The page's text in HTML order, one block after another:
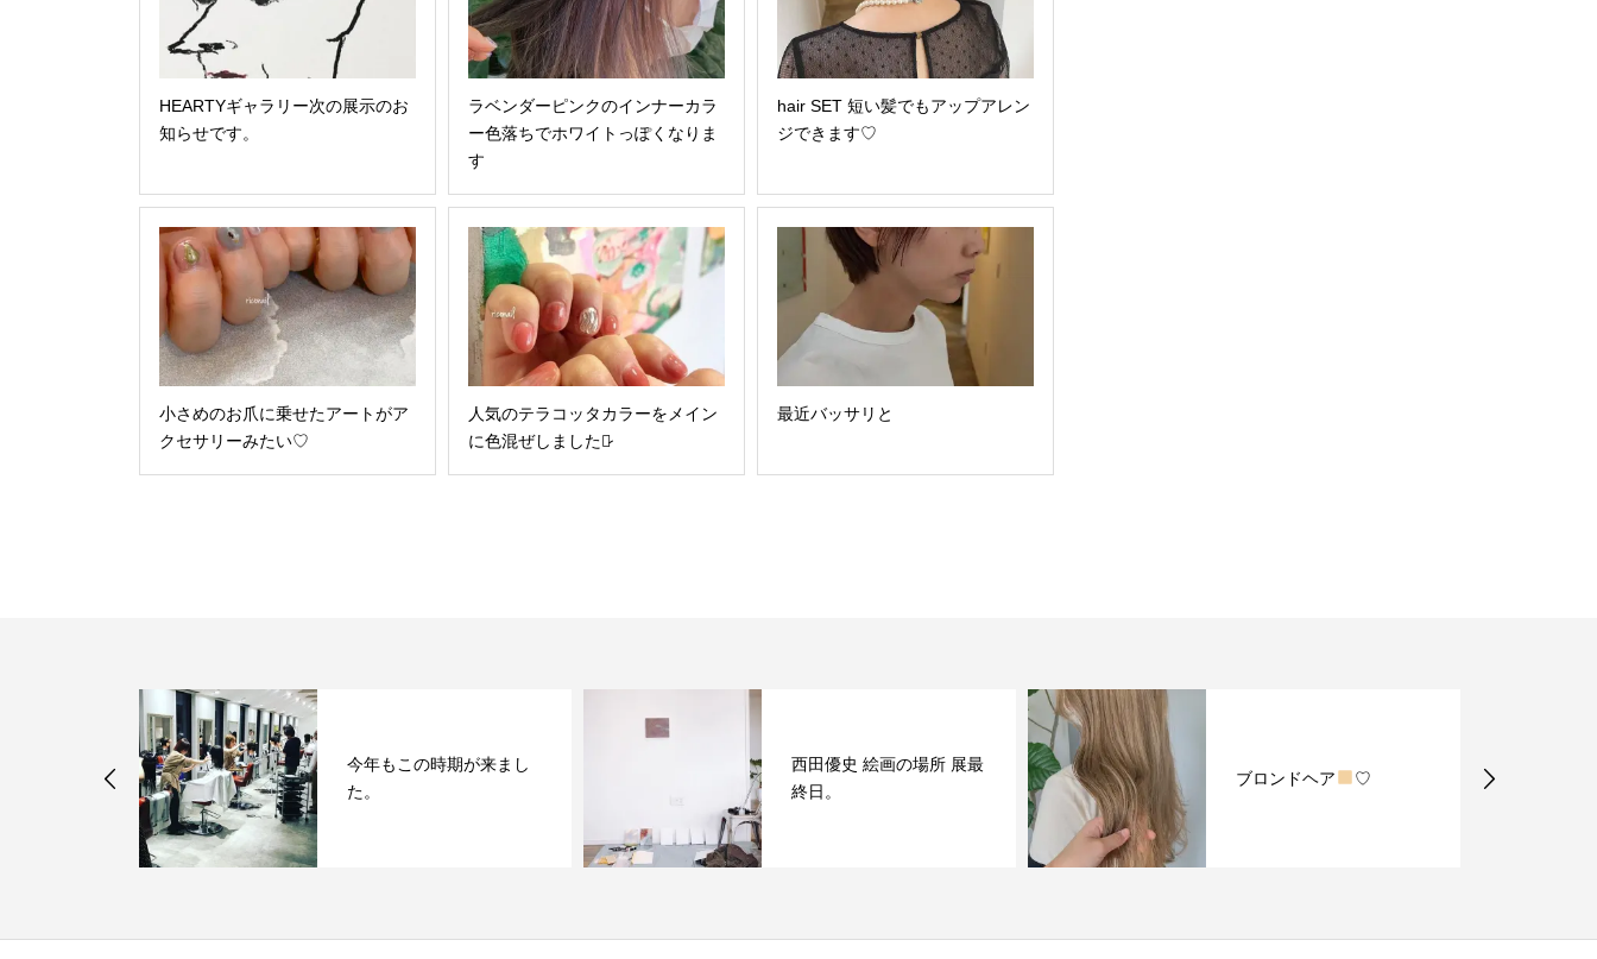
HEARTYギャラリー次の展示のお
知らせです。
ラベンダーピンクのインナーカラ
ー色落ちでホワイトっぽくなりま
す︎
hair SET 短い髪でもアップアレン
ジできます♡
小さめのお爪に乗せたアートがア
クセサリーみたい♡
人気のテラコッタカラーをメイン
に色混ぜしました♡̷
最近バッサリと
今年もこの時期が来まし
た。
西田優史 絵画の場所 展最
終日。
ブロンドヘア ♡